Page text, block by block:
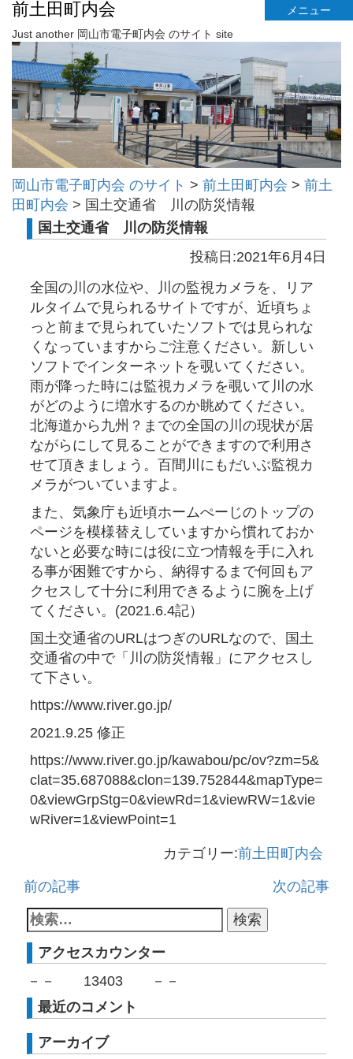
前土田町内会
メニュー
Just another 岡山市電子町内会 のサイト site
岡山市電子町内会 のサイト > 前土田町内会 > 前土
田町内会 > 国土交通省 川の防災情報
国土交通省 川の防災情報
投稿日:2021年6月4日
全国の川の水位や、川の監視カメラを、リア
ルタイムで見られるサイトですが、近頃ちょ
っと前まで見られていたソフトでは見られな
くなっていますからご注意ください。新しい
ソフトでインターネットを覗いてください。
雨が降った時には監視カメラを覗いて川の水
がどのように増水するのか眺めてください。
北海道から九州？までの全国の川の現状が居
ながらにして見ることができますので利用さ
せて頂きましょう。百間川にもだいぶ監視カ
メラがついていますよ。
また、気象庁も近頃ホームぺーじのトップの
ページを模様替えしていますから慣れておか
ないと必要な時には役に立つ情報を手に入れ
る事が困難ですから、納得するまで何回もア
クセスして十分に利用できるように腕を上げ
てください。(2021.6.4記）
国土交通省のURLはつぎのURLなので、国土
交通省の中で「川の防災情報」にアクセスし
て下さい。
https://www.river.go.jp/
2021.9.25 修正
https://www.river.go.jp/kawabou/pc/ov?zm=5&
clat=35.687088&clon=139.752844&mapType=
0&viewGrpStg=0&viewRd=1&viewRW=1&vie
wRiver=1&viewPoint=1
カテゴリー:前土田町内会
前の記事 次の記事
アクセスカウンター
－－ 13403－－
最近のコメント
アーカイブ